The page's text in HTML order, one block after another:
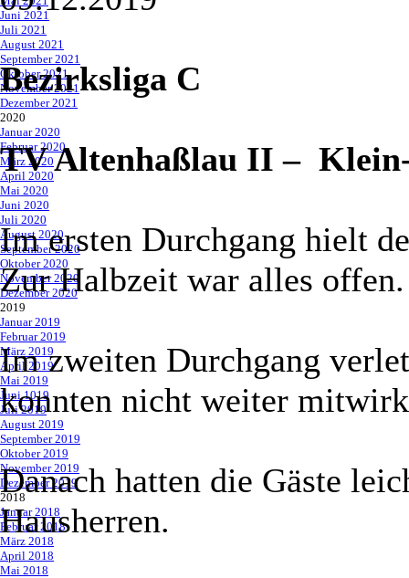
Juni 2021
Juli 2021
August 2021
September 2021
Oktober 2021
November 2021
Dezember 2021
2020
Januar 2020
Februar 2020
März 2020
April 2020
Mai 2020
Juni 2020
Juli 2020
August 2020
September 2020
Oktober 2020
November 2020
Dezember 2020
2019
Januar 2019
Februar 2019
März 2019
April 2019
Mai 2019
Juni 1019
Juli 2019
August 2019
September 2019
Oktober 2019
November 2019
Dezember 2019
2018
Januar 2018
Februar 2018
März 2018
April 2018
Mai 2018
Bezirksliga C
TV Altenhaßlau II–
Im ersten Durchgang hielt
Zur Halbzeit war alles offen.
Im zweiten Durchgang
konnten nicht weiter
Danach hatten die Gäste
Hausherren.